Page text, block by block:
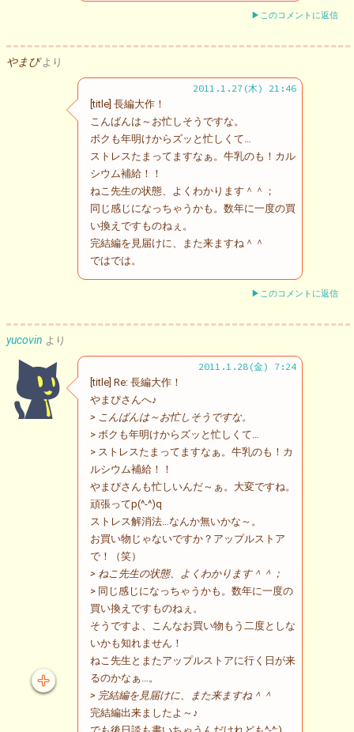
▶このコメントに返信
やまぴ より
2011.1.27(木) 21:46
[title] 長編大作！
こんばんは～お忙しそうですな。
ボクも年明けからズッと忙しくて…
ストレスたまってますなぁ。牛乳のも！カル
シウム補給！！
ねこ先生の状態、よくわかります＾＾；
同じ感じになっちゃうかも。数年に一度の買
い換えですものねぇ。
完結編を見届けに、また来ますね＾＾
ではでは。
▶このコメントに返信
yucovin より
2011.1.28(金) 7:24
[title] Re: 長編大作！
やまぴさんへ♪
> こんばんは～お忙しそうですな。
> ボクも年明けからズッと忙しくて…
> ストレスたまってますなぁ。牛乳のも！カ
ルシウム補給！！
やまぴさんも忙しいんだ～ぁ。大変ですね。
頑張ってp(^-^)q
ストレス解消法…なんか無いかな～。
お買い物じゃないですか？アップルストア
で！（笑）
> ねこ先生の状態、よくわかります＾＾；
> 同じ感じになっちゃうかも。数年に一度の
買い換えですものねぇ。
そうですよ、こんなお買い物もう二度としな
いかも知れません！
ねこ先生とまたアップルストアに行く日が来
るのかなぁ…。
> 完結編を見届けに、また来ますね＾＾
完結編出来ましたよ～♪